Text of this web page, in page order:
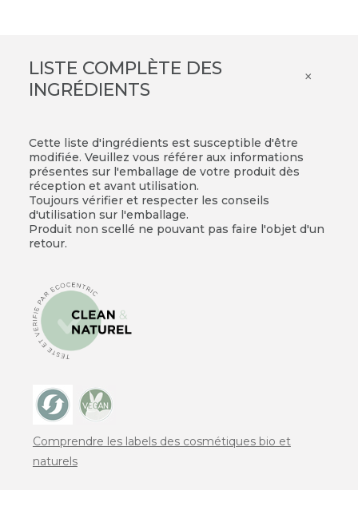
LISTE COMPLÈTE DES
INGRÉDIENTS
×
Cette liste d'ingrédients est susceptible d'être
modifiée. Veuillez vous référer aux informations
présentes sur l'emballage de votre produit dès
réception et avant utilisation.
Toujours vérifier et respecter les conseils
d'utilisation sur l'emballage.
Produit non scellé ne pouvant pas faire l'objet d'un
retour.
Comprendre les labels des cosmétiques bio et
naturels